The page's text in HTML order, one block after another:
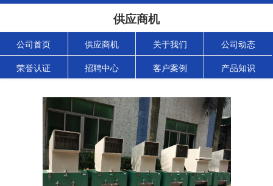
供应商机
公司首页 供应商机 关于我们 公司动态
荣誉认证 招聘中心 客户案例 产品知识